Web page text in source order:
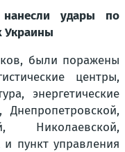
удары по
Украины
были поражены
центры,
энергетические
Николаевской,
и пункт управления